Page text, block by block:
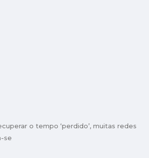
o tempo ‘perdido’, muitas redes
se